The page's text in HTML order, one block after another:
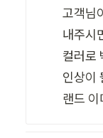
고객님
내주시
컬러로
인상이
랜드